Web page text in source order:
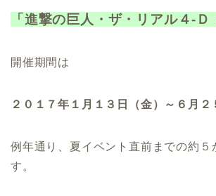
「進撃の巨人・ザ・リアル４-Ｄ
開催期間は
２０１７年１月１３日（金）～６月２
例年通り、夏イベント直前までの約５
す。